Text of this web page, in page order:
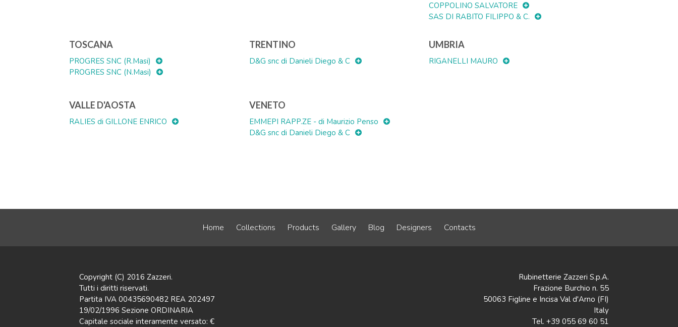
COPPOLINO SALVATORE
SAS DI RABITO FILIPPO & C.
TOSCANA
PROGRES SNC (R.Masi)
PROGRES SNC (N.Masi)
TRENTINO
D&G snc di Danieli Diego & C
UMBRIA
RIGANELLI MAURO
VALLE D'AOSTA
RALIES di GILLONE ENRICO
VENETO
EMMEPI RAPP.ZE - di Maurizio Penso
D&G snc di Danieli Diego & C
Home Collections Products Gallery Blog Designers Contacts
Copyright (C) 2016 Zazzeri.
Tutti i diritti riservati.
Partita IVA 00435690482 REA 202497
19/02/1996 Sezione ORDINARIA
Capitale sociale interamente versato: €
Rubinetterie Zazzeri S.p.A.
Frazione Burchio n. 55
50063 Figline e Incisa Val d'Arno (FI)
Italy
Tel. +39 055 69 60 51